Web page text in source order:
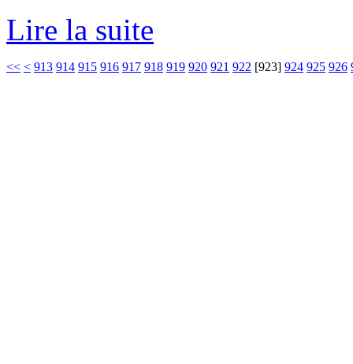
Lire la suite
<< < 913 914 915 916 917 918 919 920 921 922 [923] 924 925 926